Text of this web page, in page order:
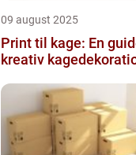
09 august 2025
Print til kage: En
kreativ